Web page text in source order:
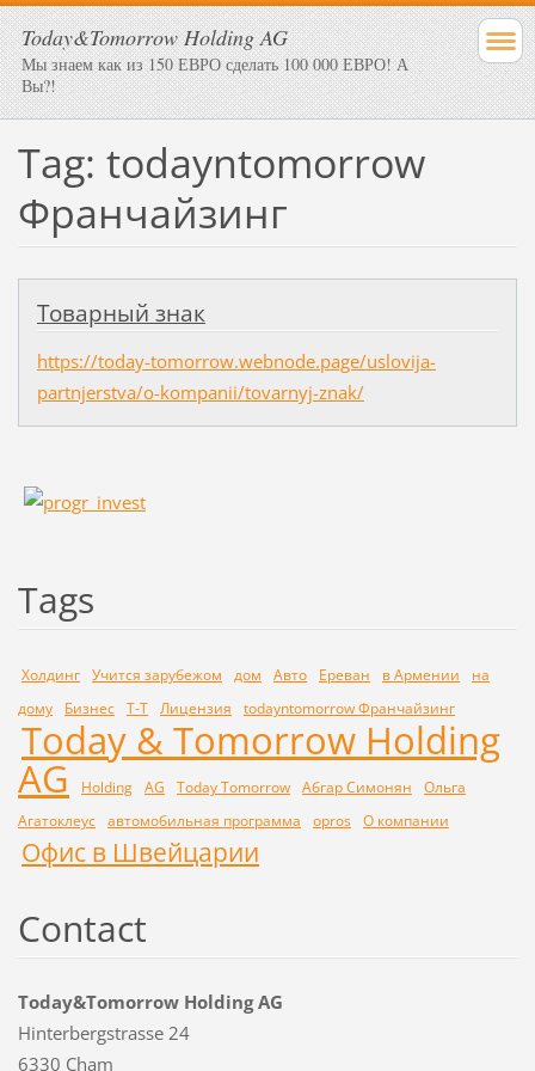
Today&Tomorrow Holding AG
Мы знаем как из 150 ЕВРО сделать 100 000 ЕВРО! А
Вы?!
Tag: todayntomorrow
Франчайзинг
Товарный знак
https://today-tomorrow.webnode.page/uslovija-
partnjerstva/o-kompanii/tovarnyj-znak/
Tags
Холдинг Учится зарубежом дом Авто Ереван в Армении
на
дому
Бизнес Т-Т Лицензия todayntomorrow Франчайзинг
Today & Tomorrow Holding
AG Holding AG Today Tomorrow Абгар Симонян
Ольга
Агатоклеус автомобильная программа opros О компании
Офис в Швейцарии
Contact
Today&Tomorrow Holding AG
Hinterbergstrasse 24
6330 Cham